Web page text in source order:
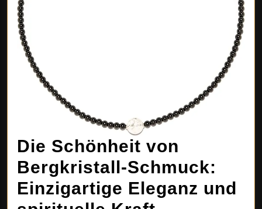
Die Schönheit von
Bergkristall-Schmuck:
Einzigartige Eleganz und